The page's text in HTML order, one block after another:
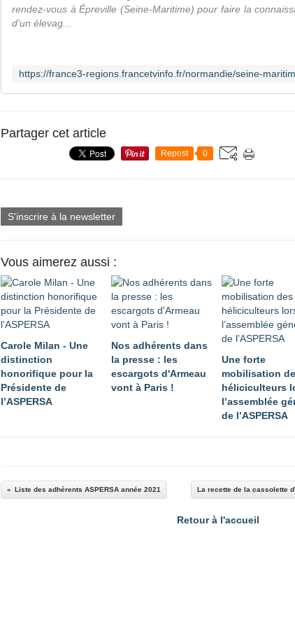
rendez-vous à Épreville (Seine-Maritime) pour faire la
d'un élevag...
Partager cet article
Repost 0
S'inscrire à la newsletter
Vous aimerez aussi :
Carole Milan - Une
distinction
honorifique pour la
Présidente de
l’ASPERSA
Nos adhérents dans
la presse : les
escargots d'Armeau
vont à Paris !
Une forte
mobilisation
héliciculteurs
l’assemblée
de l’ASPERSA
Liste des adhérents ASPERSA année 2021 La recette de la cassolette
Retour à l'accueil